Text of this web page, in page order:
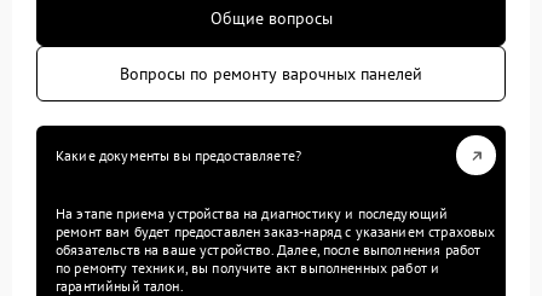
Общие вопросы
Вопросы по ремонту варочных панелей
Какие документы вы предоставляете?
На этапе приема устройства на диагностику и последующий
ремонт вам будет предоставлен заказ-наряд с указанием страховых
обязательств на ваше устройство. Далее, после выполнения работ
по ремонту техники, вы получите акт выполненных работ и
гарантийный талон.